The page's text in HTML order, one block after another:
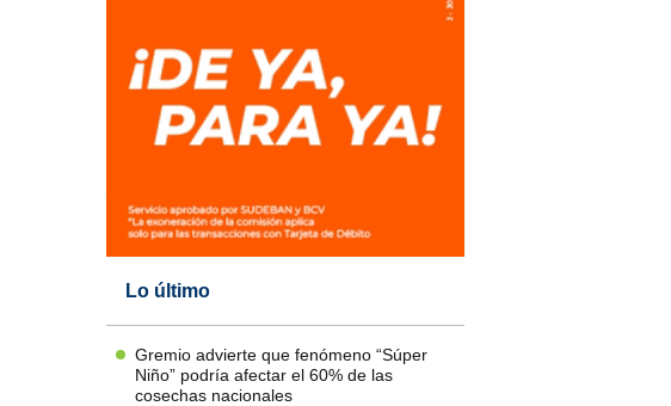
Lo último
Gremio advierte que fenómeno “Súper
Niño” podría afectar el 60% de las
cosechas nacionales